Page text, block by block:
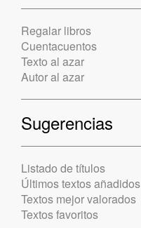
Regalar libros
Cuentacuentos
Texto al azar
Autor al azar
Sugerencias
Listado de títulos
Últimos textos añadidos
Textos mejor valorados
Textos favoritos